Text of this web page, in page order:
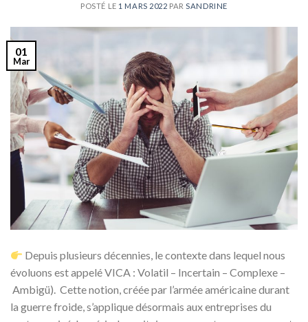
POSTÉ LE 1 MARS 2022 PARSANDRINE
01
Mar
Depuis plusieurs décennies, le contexte dans lequel nous
évoluons est appelé VICA : Volatil – Incertain – Complexe –
Ambigü). Cette notion, créée par l’armée américaine durant
la guerre froide, s’applique désormais aux entreprises du